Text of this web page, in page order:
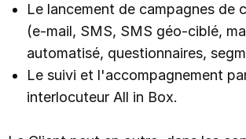
Le lancement de campagnes de
(e-mail, SMS, SMS géo-ciblé,
automatisé, questionnaires,
Le suivi et l'accompagnement
interlocuteur All in Box.